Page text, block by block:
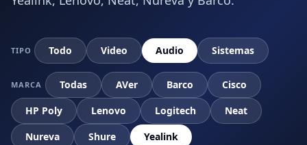
TIPO Todo Video Audio Sistemas
MARCA Todas AVer Barco
Cisco
HP Poly
Lenovo Logitech
Neat
Nureva
Shure Yealink